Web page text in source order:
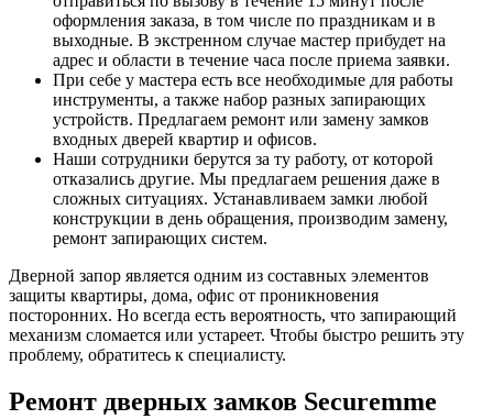
оформления заказа, в том числе по праздникам и в
выходные. В экстренном случае мастер прибудет на
адрес и области в течение часа после приема заявки.
При себе у мастера есть все необходимые для работы
инструменты, а также набор разных запирающих
устройств. Предлагаем ремонт или замену замков
входных дверей квартир и офисов.
Наши сотрудники берутся за ту работу, от которой
отказались другие. Мы предлагаем решения даже в
сложных ситуациях. Устанавливаем замки любой
конструкции в день обращения, производим замену,
ремонт запирающих систем.
Дверной запор является одним из составных элементов
защиты квартиры, дома, офис от проникновения
посторонних. Но всегда есть вероятность, что запирающий
механизм сломается или устареет. Чтобы быстро решить эту
проблему, обратитесь к специалисту.
Ремонт дверных замков Securemme